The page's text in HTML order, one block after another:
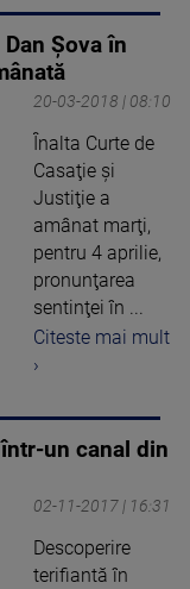
Şova în
20-03-2018 | 08:10
Înalta Curte de
Casaţie şi
Justiţie a
amânat marţi,
pentru 4 aprilie,
pronunţarea
sentinţei în ...
Citeste mai mult
›
un canal din
02-11-2017 | 16:31
Descoperire
terifiantă în